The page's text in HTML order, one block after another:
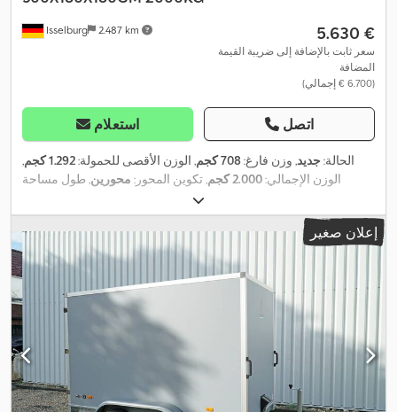
Isselburg 2.487 km ‏5.630 €
سعر ثابت بالإضافة إلى ضريبة القيمة
المضافة
(‏6.700 € إجمالي)
استعلام اتصل
الحالة:جديد, وزن فارغ:708 كجم , الوزن الأقصى للحمولة:1.292 كجم
,
الوزن الإجمالي:2.000 كجم , تكوين المحور: محورين , طول مساحة
, عرض مساحة التحميل:
التحميل:1.800 مم , حجم مساحة التحميل:9,7 م³ , لون:رمادي, ارتفاع
البناء: 2.360 مم , العرض التشغيلي:2.280 مم , إعلان صغير